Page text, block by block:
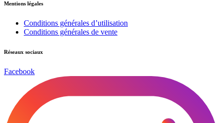
Mentions légales
Conditions générales d’utilisation
Conditions générales de vente
Réseaux sociaux
Facebook